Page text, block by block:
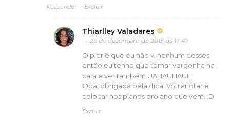
Responder Excluir
Thiarlley Valadares
29 de dezembro de 2015 às 17:47
O pior é que eu não vi nenhum desses,
então eu tenho que tomar vergonha na
cara e ver também UAHAUHAUH
Opa, obrigada pela dica! Vou anotar e
colocar nos planos pro ano que vem. :D
Excluir